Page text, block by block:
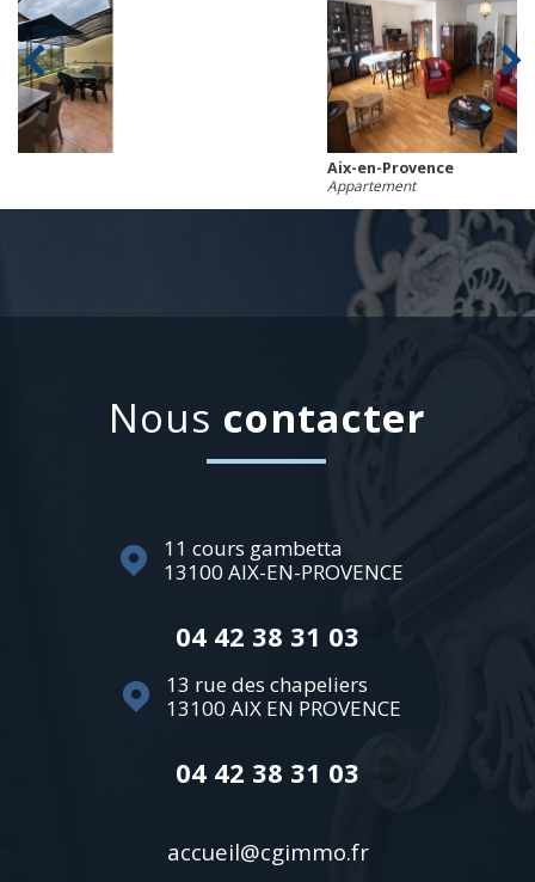
nous contacter
11 cours gambetta
13100 AIX-EN-PROVENCE
04 42 38 31 03
13 rue des chapeliers
13100 AIX EN PROVENCE
04 42 38 31 03
accueil@cgimmo.fr